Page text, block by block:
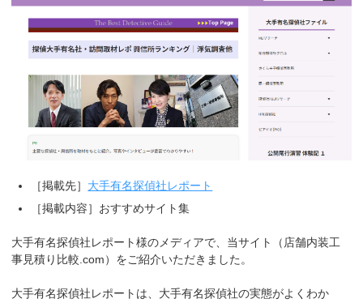
［掲載先］ 大手有名探偵社レポート
［掲載内容］おすすめサイト集
大手有名探偵社レポート様のメディアで、当サイト（店舗内装工
事見積り比較.com）をご紹介いただきました。
大手有名探偵社レポートは、大手有名探偵社の実態がよくわか